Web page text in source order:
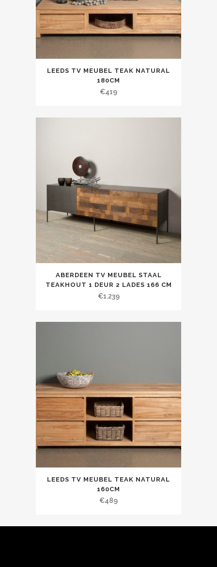
LEEDS TV MEUBEL TEAK NATURAL
180CM
€419
ABERDEEN TV MEUBEL STAAL
TEAKHOUT 1 DEUR 2 LADES 166 CM
€1.239
LEEDS TV MEUBEL TEAK NATURAL
160CM
€489